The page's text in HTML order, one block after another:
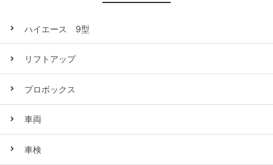
ハイエース 9型
リフトアップ
プロボックス
車両
車検